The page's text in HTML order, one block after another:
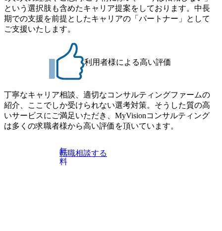
という選択肢も含めたキャリア提案をしております。中長
期での支援を前提としたキャリアの「パートナー」として
ご支援いたします。
利用者様による高い評価
丁寧なキャリア相談、適切なコンサルティングファームの
紹介、ここでしか受けられない選考対策。そうした質の高
いサービスにご満足いただき、MyVisionコンサルティング
は多くの求職者様から高い評価を頂いています。
無
料
転職相談する